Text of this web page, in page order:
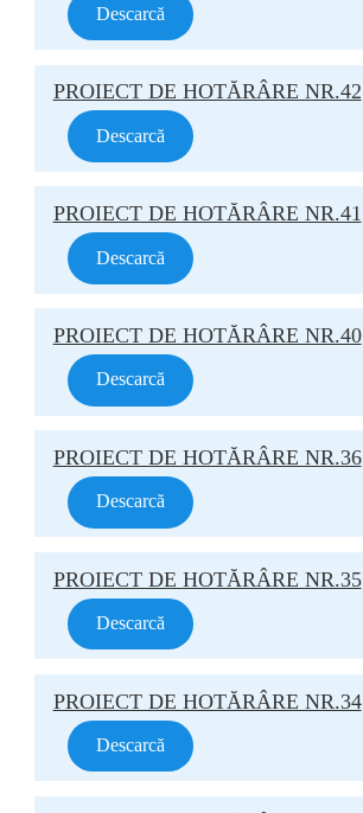
Descarcă
PROIECT DE HOTĂRÂRE NR.42
Descarcă
PROIECT DE HOTĂRÂRE NR.41
Descarcă
PROIECT DE HOTĂRÂRE NR.40
Descarcă
PROIECT DE HOTĂRÂRE NR.36
Descarcă
PROIECT DE HOTĂRÂRE NR.35
Descarcă
PROIECT DE HOTĂRÂRE NR.34
Descarcă